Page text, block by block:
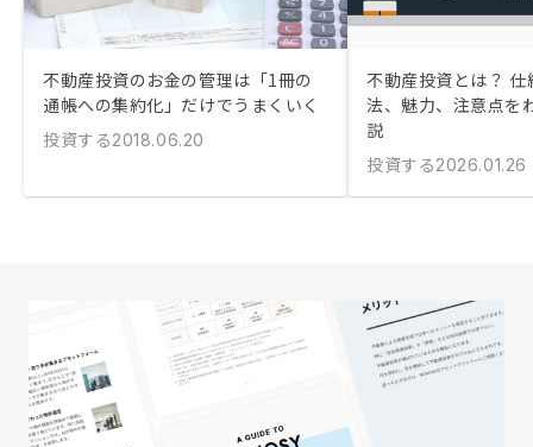
不動産投資のお金の管理は「1冊の
通帳への集約化」だけでうまくいく
投資する2018.06.20
不動産投資とは？ 仕
法、魅力、注意点を
説
投資する2026.01.26